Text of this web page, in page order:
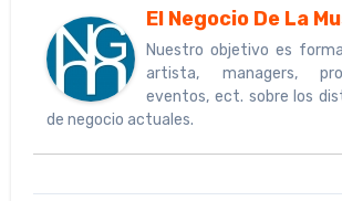
El Negocio De La
Nuestro objetivo es
artista, managers,
eventos, ect. sobre los
de negocio actuales.